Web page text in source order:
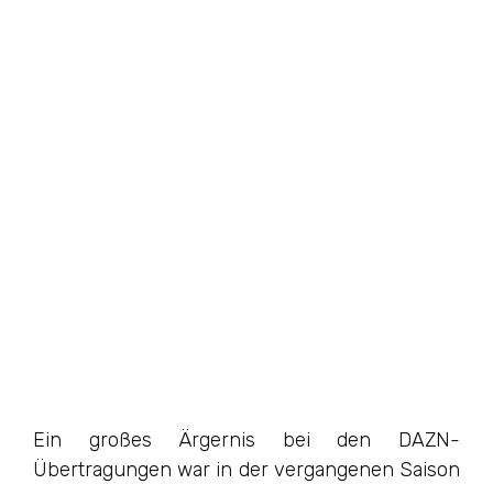
Ein großes Ärgernis bei den DAZN-
Übertragungen war in der vergangenen Saison